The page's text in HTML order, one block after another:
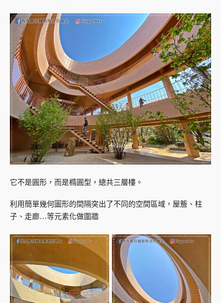
它不是圓形，而是橢圓型，總共三層樓。
利用簡單幾何圖形的間隔突出了不同的空間區域，屋簷、柱
子、走廊…等元素化做圍牆